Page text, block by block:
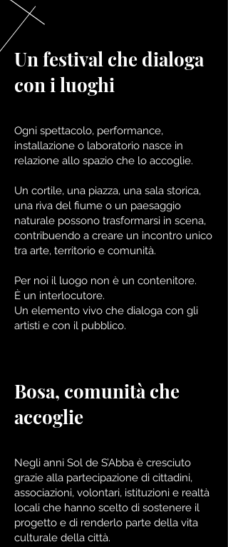
Un festival che dialoga
con i luoghi
Ogni spettacolo, performance,
installazione o laboratorio nasce in
relazione allo spazio che lo accoglie.
Un cortile, una piazza, una sala storica,
una riva del fiume o un paesaggio
naturale possono trasformarsi in scena,
contribuendo a creare un incontro unico
tra arte, territorio e comunità.
Per noi il luogo non è un contenitore.
È un interlocutore.
Un elemento vivo che dialoga con gli
artisti e con il pubblico.
Bosa, comunità che
accoglie
Negli anni Sol de S’Abba è cresciuto
grazie alla partecipazione di cittadini,
associazioni, volontari, istituzioni e realtà
locali che hanno scelto di sostenere il
progetto e di renderlo parte della vita
culturale della città.